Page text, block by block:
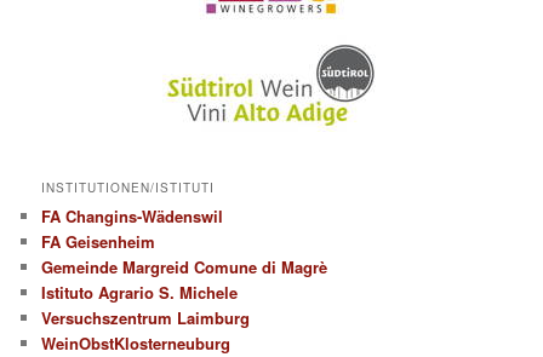
INSTITUTIONEN/ISTITUTI
FA Changins-Wädenswil
FA Geisenheim
Gemeinde Margreid Comune di Magrè
Istituto Agrario S. Michele
Versuchszentrum Laimburg
WeinObstKlosterneuburg